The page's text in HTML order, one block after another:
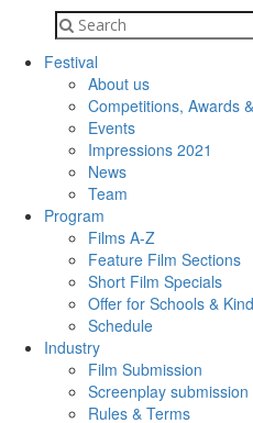
Festival
About us
Competitions, Awards
Events
Impressions 2021
News
Team
Program
Films A-Z
Feature Film Sections
Short Film Specials
Offer for Schools &
Schedule
Industry
Film Submission
Screenplay submission
Rules & Terms